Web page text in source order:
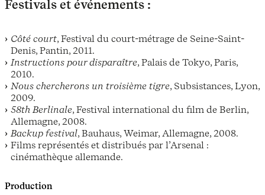
Festivals et événements :
Côté court, Festival du court-métrage de Seine-Saint-
Denis, Pantin, 2011.
Instructions pour disparaître, Palais de Tokyo, Paris,
2010.
Nous chercherons un troisième tigre, Subsistances, Lyon,
2009.
58th Berlinale, Festival international du film de Berlin,
Allemagne, 2008.
Backup festival, Bauhaus, Weimar, Allemagne, 2008.
Films représentés et distribués par l’Arsenal :
cinémathèque allemande.
Production